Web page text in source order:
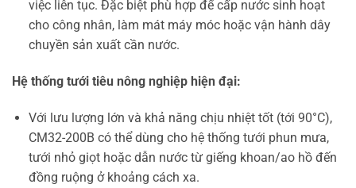
việc liên tục. Đặc biệt phù hợp để cấp nước sinh hoạt
cho công nhân, làm mát máy móc hoặc vận hành dây
chuyền sản xuất cần nước.
Hệ thống tưới tiêu nông nghiệp hiện đại:
Với lưu lượng lớn và khả năng chịu nhiệt tốt (tới 90°C),
CM32-200B có thể dùng cho hệ thống tưới phun mưa,
tưới nhỏ giọt hoặc dẫn nước từ giếng khoan/ao hồ đến
đồng ruộng ở khoảng cách xa.